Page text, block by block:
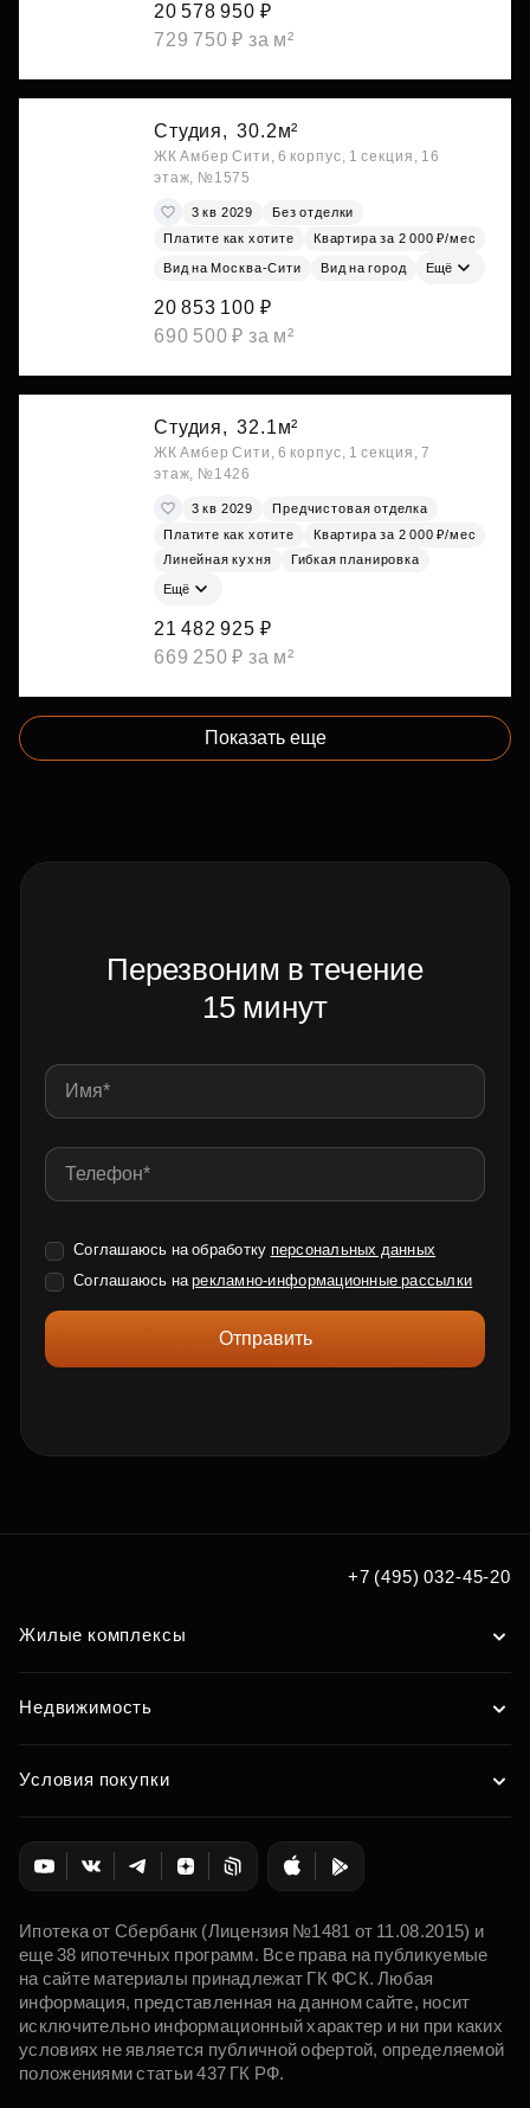
20 578 950 ₽
729 750 ₽ за м²
Студия, 30.2м²
ЖК Амбер Сити, 6 корпус, 1 секция, 16
этаж, №1575
3 кв 2029
Без отделки
Платите как хотите
Квартира за 2 000 ₽/мес
Вид на Москва-Сити Вид на город Ещё
20 853 100 ₽
690 500 ₽ за м²
Студия, 32.1м²
ЖК Амбер Сити, 6 корпус, 1 секция, 7
этаж, №1426
3 кв 2029
Предчистовая отделка
Платите как хотите
Квартира за 2 000 ₽/мес
Линейная кухня
Гибкая планировка
Ещё
21 482 925 ₽
669 250 ₽ за м²
Показать еще
Перезвоним в течение
15 минут
Соглашаюсь на обработку персональных данных
Соглашаюсь нарекламно-информационные рассылки
Отправить
+7 (495) 032-45-20
Жилые комплексы
Недвижимость
Условия покупки
Ипотека от Сбербанк (Лицензия №1481 от 11.08.2015) и
еще 38 ипотечных программ. Все права на публикуемые
на сайте материалы принадлежат ГК ФСК. Любая
информация, представленная на данном сайте, носит
исключительно информационный характер и ни при каких
условиях не является публичной офертой, определяемой
положениями статьи 437 ГК РФ.